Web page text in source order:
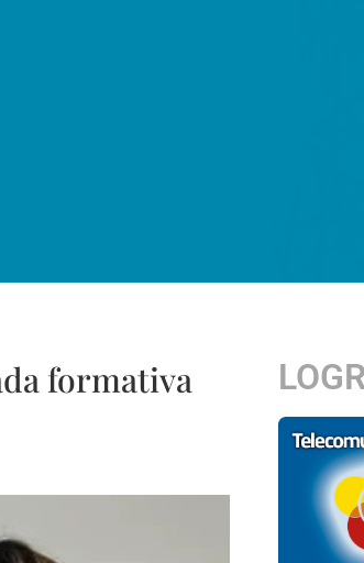
formativa